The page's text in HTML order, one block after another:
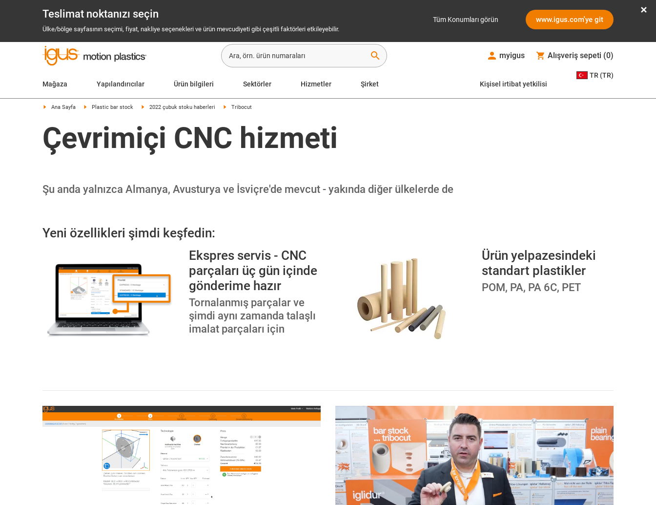
Teslimat noktanızı seçin
Ülke/bölge sayfasının seçimi, fiyat, nakliye seçenekleri ve ürün mevcudiyeti gibi çeşitli faktörleri etkileyebilir.
Tüm Konumları görün www.igus.com'ye git
search myigus Alışveriş sepeti (0)
Mağaza Yapılandırıcılar Ürün bilgileri Sektörler Hizmetler Şirket Kişisel irtibat yetkilisi
TR (TR)
Ana Sayfa Plastic bar stock 2022 çubuk stoku haberleri Tribocut
Çevrimiçi CNC hizmeti
Şu anda yalnızca Almanya, Avusturya ve İsviçre'de mevcut - yakında diğer ülkelerde de
Yeni özellikleri şimdi keşfedin:
Ekspres servis - CNC
parçaları üç gün içinde
gönderime hazır
Tornalanmış parçalar ve
şimdi aynı zamanda talaşlı
imalat parçaları için
Ürün yelpazesindeki
standart plastikler
POM, PA, PA 6C, PET